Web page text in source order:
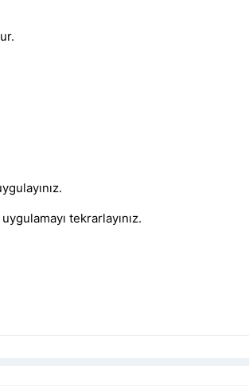
tekrarlayınız.